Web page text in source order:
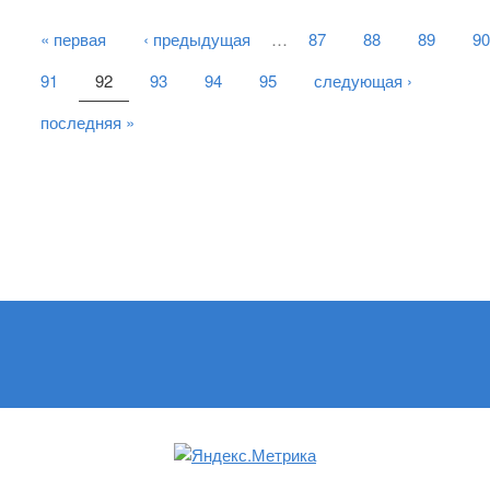
« первая ‹ предыдущая … 87 88 89
90
91
92 93 94 95
следующая ›
последняя »